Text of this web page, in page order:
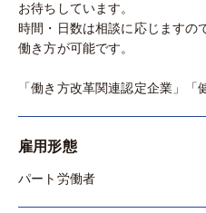
お待ちしています。
時間・日数は相談に応じますの
働き方が可能です。
「働き方改革関連認定企業」「
雇用形態
パート労働者